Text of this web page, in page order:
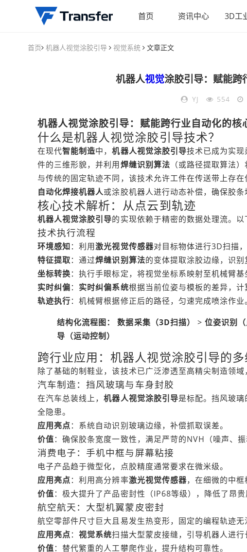
首页 资讯中心 3D工
首页 机器人视觉涂胶引导 视觉系统 文章正文
机器人视觉涂胶引导：赋能跨
YJ 554
机器人视觉涂胶引导：赋能跨行业自动化的核
什么是机器人视觉涂胶引导技术？
在现代智能制造中，机器人视觉涂胶引导技术已成为实
件的三维形貌，并利用焊缝识别算法 （或路径提取算法
与传统的固定轨迹不同，该技术允许工件在传送带上存
自动化焊接机器人或涂胶机器人进行动态补偿，确保胶条
核心技术解析：从点云到轨迹
机器人视觉涂胶引导的实现依赖于精密的数据处理流。以
技术执行流程
环境感知：利用激光视觉传感器对目标物体进行3D扫描
特征提取：通过焊缝识别算法的变体提取涂胶边缘，识别
坐标转换：执行手眼标定，将视觉坐标系映射至机械臂基
实时纠偏： 实时纠偏系统根据当前位姿与模板的差异，计
轨迹执行：机械臂根据修正后的路径，匀速完成喷涂作业
结构化流程图：
数据采集（3D扫描） >位姿识别（
导（运动控制）
跨行业应用：机器人视觉涂胶引导的
除了基础的制鞋业，该技术已广泛渗透至高精尖制造领域
汽车制造：挡风玻璃与车身封胶
在汽车总装线上，机器人视觉涂胶引导是标配。挡风玻
全隐患。
应用亮点：系统自动识别玻璃边缘，补偿抓取误差。
价值：确保胶条宽度一致性，满足严苛的NVH（噪声、振
消费电子：手机中框与屏幕粘接
电子产品趋于微型化，点胶精度通常要求在微米级。
应用亮点：利用高分辨率激光视觉传感器，在细微的中框
价值：极大提升了产品密封性（IP68等级），降低了昂贵
航空航天：大型机翼蒙皮密封
航空零部件尺寸巨大且易发生热变形，固定的编程轨迹无
应用亮点：视觉系统扫描大型蒙皮接缝，引导机器人进行
价值：替代繁重的人工攀爬作业，提升结构可靠性。